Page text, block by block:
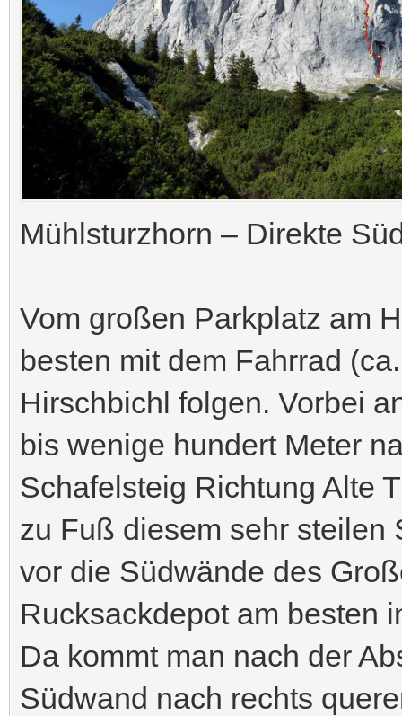
Mühlsturzhorn – Direkte
Vom großen Parkplatz am
besten mit dem Fahrrad
Hirschbichl folgen. Vorbei
bis wenige hundert Meter
Schafelsteig Richtung Alte
zu Fuß diesem sehr steilen
vor die Südwände des
Rucksackdepot am besten
Da kommt man nach der
Südwand nach rechts